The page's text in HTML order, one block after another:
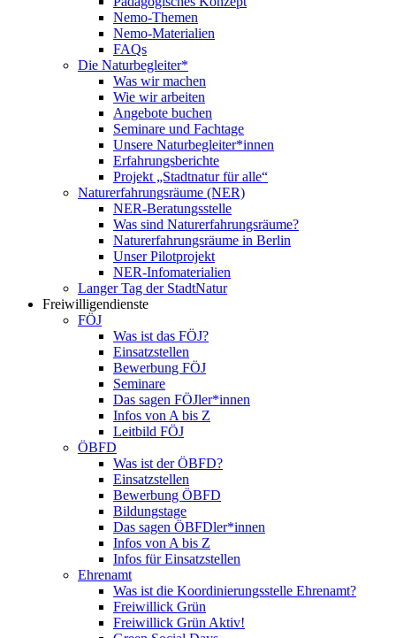
Nemo-Themen
Nemo-Materialien
FAQs
Die Naturbegleiter*
Was wir machen
Wie wir arbeiten
Angebote buchen
Seminare und Fachtage
Unsere Naturbegleiter*innen
Erfahrungsberichte
Projekt „Stadtnatur für alle“
Naturerfahrungsräume (NER)
NER-Beratungsstelle
Was sind Naturerfahrungsräume?
Naturerfahrungsräume in Berlin
Unser Pilotprojekt
NER-Infomaterialien
Langer Tag der StadtNatur
Freiwilligendienste
FÖJ
Was ist das FÖJ?
Einsatzstellen
Bewerbung FÖJ
Seminare
Das sagen FÖJler*innen
Infos von A bis Z
Leitbild FÖJ
ÖBFD
Was ist der ÖBFD?
Einsatzstellen
Bewerbung ÖBFD
Bildungstage
Das sagen ÖBFDler*innen
Infos von A bis Z
Infos für Einsatzstellen
Ehrenamt
Was ist die Koordinierungsstelle Ehrenamt?
Freiwillick Grün
Freiwillick Grün Aktiv!